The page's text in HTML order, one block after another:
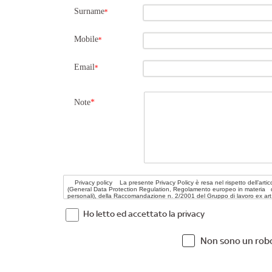
Surname*
Mobile*
Email*
Note*
Ho letto ed accettato la privacy
Non sono un